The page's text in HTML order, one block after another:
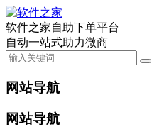
软件之家自助下单平台
自动一站式助力微商
网站导航
网站导航